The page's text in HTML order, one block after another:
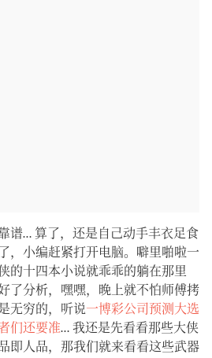
谱… 算了，还是自己动手丰衣足食
，小编赶紧打开电脑。噼里啪啦一
的十四本小说就乖乖的躺在那里
了分析，嘿嘿，晚上就不怕师傅拷
无穷的，听说一博彩公司预测大选
们还要准… 我还是先看看那些大侠
即人品，那我们就来看看这些武器